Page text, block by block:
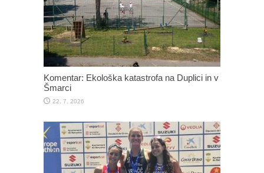
Komentar: Ekološka katastrofa na Duplici in v
Šmarci
22. 7. 2026